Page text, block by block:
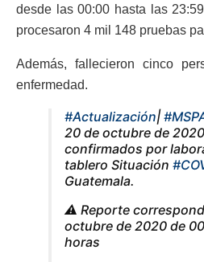
desde las 00:00 hasta las
procesaron 4 mil 148 pruebas
Además, fallecieron cinco
enfermedad.
#Actualización|
20 de octubre de
confirmados por
tablero Situación
Guatemala.
⚠️ Reporte
octubre de 2020 de
horas